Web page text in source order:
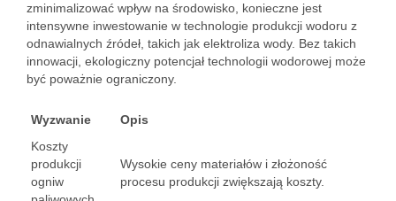
zminimalizować wpływ na środowisko, konieczne jest
intensywne inwestowanie w technologie produkcji wodoru z
odnawialnych źródeł, takich jak elektroliza wody. Bez takich
innowacji, ekologiczny potencjał technologii wodorowej może
być poważnie ograniczony.
Wyzwanie
Opis
Koszty
produkcji
ogniw
Wysokie ceny materiałów i złożoność
procesu produkcji zwiększają koszty.